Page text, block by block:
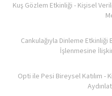
Kuş Gözlem Etkinliği - Kişisel
Cankulağıyla Dinleme Etkinliği
İşlenmesine
Opti ile Pesi Bireysel Katılım -